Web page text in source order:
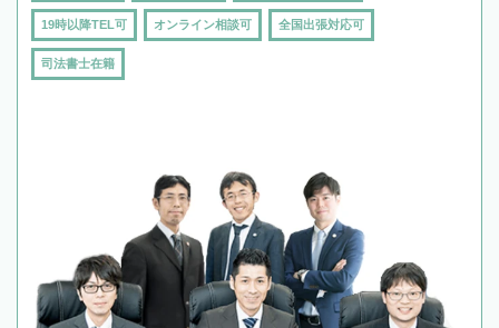
19時以降TEL可 オンライン相談可 全国出張対応可
司法書士在籍